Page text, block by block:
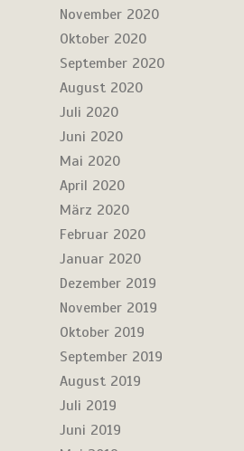
November 2020
Oktober 2020
September 2020
August 2020
Juli 2020
Juni 2020
Mai 2020
April 2020
März 2020
Februar 2020
Januar 2020
Dezember 2019
November 2019
Oktober 2019
September 2019
August 2019
Juli 2019
Juni 2019